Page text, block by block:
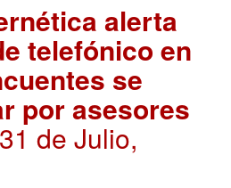
alerta
telefónico en
se
por asesores
de Julio,